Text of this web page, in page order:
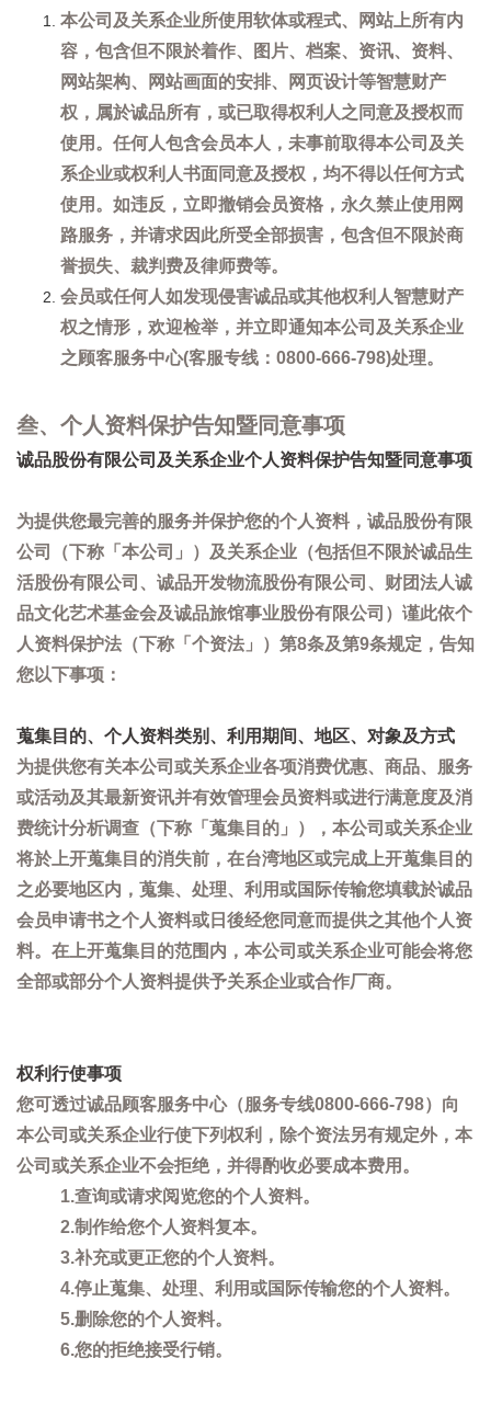
本公司及关系企业所使用软体或程式、网站上所有内
容，包含但不限於着作、图片、档案、资讯、资料、
网站架构、网站画面的安排、网页设计等智慧财产
权，属於诚品所有，或已取得权利人之同意及授权而
使用。任何人包含会员本人，未事前取得本公司及关
系企业或权利人书面同意及授权，均不得以任何方式
使用。如违反，立即撤销会员资格，永久禁止使用网
路服务，并请求因此所受全部损害，包含但不限於商
誉损失、裁判费及律师费等。
会员或任何人如发现侵害诚品或其他权利人智慧财产
权之情形，欢迎检举，并立即通知本公司及关系企业
之顾客服务中心(客服专线：0800-666-798)处理。
叁、个人资料保护告知暨同意事项
诚品股份有限公司及关系企业个人资料保护告知暨同意事项
为提供您最完善的服务并保护您的个人资料，诚品股份有限
公司（下称「本公司」）及关系企业（包括但不限於诚品生
活股份有限公司、诚品开发物流股份有限公司、财团法人诚
品文化艺术基金会及诚品旅馆事业股份有限公司）谨此依个
人资料保护法（下称「个资法」）第8条及第9条规定，告知
您以下事项：
蒐集目的、个人资料类别、利用期间、地区、对象及方式
为提供您有关本公司或关系企业各项消费优惠、商品、服务
或活动及其最新资讯并有效管理会员资料或进行满意度及消
费统计分析调查（下称「蒐集目的」），本公司或关系企业
将於上开蒐集目的消失前，在台湾地区或完成上开蒐集目的
之必要地区内，蒐集、处理、利用或国际传输您填载於诚品
会员申请书之个人资料或日後经您同意而提供之其他个人资
料。在上开蒐集目的范围内，本公司或关系企业可能会将您
全部或部分个人资料提供予关系企业或合作厂商。
权利行使事项
您可透过诚品顾客服务中心（服务专线0800-666-798）向
本公司或关系企业行使下列权利，除个资法另有规定外，本
公司或关系企业不会拒绝，并得酌收必要成本费用。
1.查询或请求阅览您的个人资料。
2.制作给您个人资料复本。
3.补充或更正您的个人资料。
4.停止蒐集、处理、利用或国际传输您的个人资料。
5.删除您的个人资料。
6.您的拒绝接受行销。